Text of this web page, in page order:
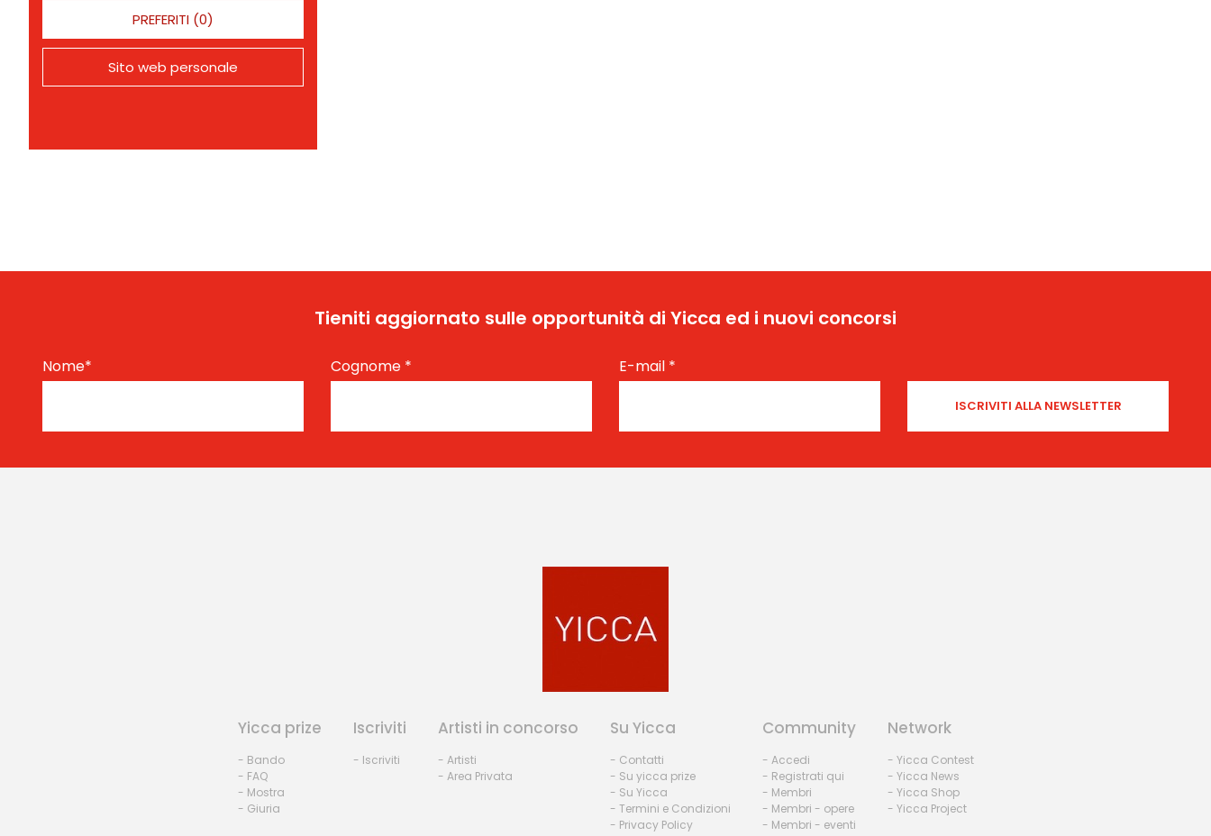
PREFERITI (0)
Sito web personale
Tieniti aggiornato sulle opportunità di Yicca ed i nuovi concorsi
Nome* Cognome * E-mail *
Yicca prize
- Bando
- FAQ
- Mostra
- Giuria
Iscriviti
- Iscriviti
Artisti in concorso
- Artisti
- Area Privata
Su Yicca
- Contatti
- Su yicca prize
- Su Yicca
- Termini e Condizioni
- Privacy Policy
Community
- Accedi
- Registrati qui
- Membri
- Membri - opere
- Membri - eventi
Network
- Yicca Contest
- Yicca News
- Yicca Shop
- Yicca Project